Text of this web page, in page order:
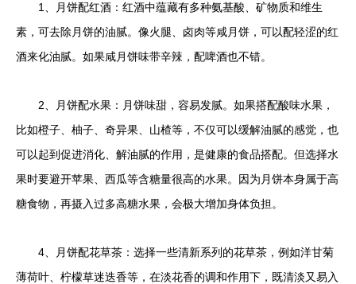
1、月饼配红酒：红酒中蕴藏有多种氨基酸、矿物质和维生
素，可去除月饼的油腻。像火腿、卤肉等咸月饼，可以配轻涩的红
酒来化油腻。如果咸月饼味带辛辣，配啤酒也不错。
2、月饼配水果：月饼味甜，容易发腻。如果搭配酸味水果，
比如橙子、柚子、奇异果、山楂等，不仅可以缓解油腻的感觉，也
可以起到促进消化、解油腻的作用，是健康的食品搭配。但选择水
果时要避开苹果、西瓜等含糖量很高的水果。因为月饼本身属于高
糖食物，再摄入过多高糖水果，会极大增加身体负担。
4、月饼配花草茶：选择一些清新系列的花草茶，例如洋甘菊
薄荷叶、柠檬草迷迭香等，在淡花香的调和作用下，既清淡又易入